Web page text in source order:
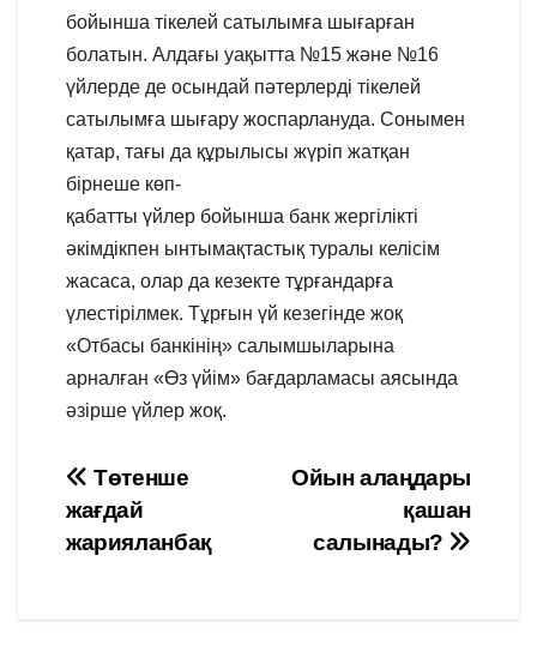
бойынша тікелей сатылымға шығарған
болатын. Алдағы уақытта №15 және №16
үйлерде де осындай пәтерлерді тікелей
сатылымға шығару жоспарлануда. Сонымен
қатар, тағы да құрылысы жүріп жатқан
бірнеше көп-
қабатты үйлер бойынша банк жергілікті
әкімдікпен ынтымақтастық туралы келісім
жасаса, олар да кезекте тұрғандарға
үлестірілмек. Тұрғын үй кезегінде жоқ
«Отбасы банкінің» салымшыларына
арналған «Өз үйім» бағдарламасы аясында
әзірше үйлер жоқ.
Навигация
по
Ойын алаңдары
қашан
салынады?
Төтенше
жағдай
жарияланбақ